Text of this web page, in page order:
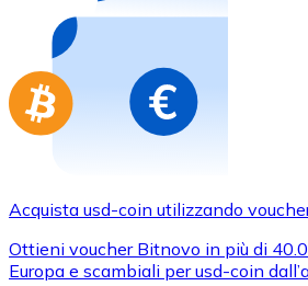
Acquista gift card dei tuoi
Vai al negozio di carte regalo
Acquista usd-coin utilizzando
Ottieni voucher Bitnovo in più di
Europa e scambiali per usd-coin